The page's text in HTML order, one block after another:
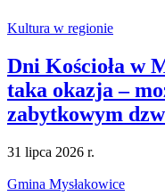
Kultura w regionie
Dni Kościoła w
taka okazja –
zabytkowym
31 lipca 2026 r.
Gmina Mysłakowice